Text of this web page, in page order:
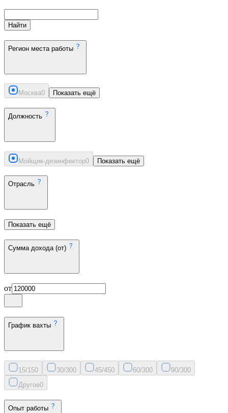
Найти
Регион места работы
Москва0 Показать ещё
Должность
Мойщик-дезинфектор0 Показать ещё
Отрасль
Показать ещё
Сумма дохода (от)
от
График вахты
15/150 30/300 45/450 60/300 90/300
Другое0
Опыт работы